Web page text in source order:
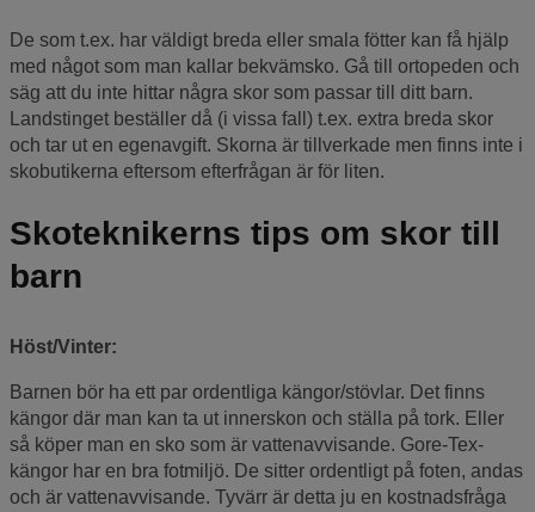
De som t.ex. har väldigt breda eller smala fötter kan få hjälp
med något som man kallar bekvämsko. Gå till ortopeden och
säg att du inte hittar några skor som passar till ditt barn.
Landstinget beställer då (i vissa fall) t.ex. extra breda skor
och tar ut en egenavgift. Skorna är tillverkade men finns inte i
skobutikerna eftersom efterfrågan är för liten.
Skoteknikerns tips om skor till
barn
Höst/Vinter:
Barnen bör ha ett par ordentliga kängor/stövlar. Det finns
kängor där man kan ta ut innerskon och ställa på tork. Eller
så köper man en sko som är vattenavvisande. Gore-Tex-
kängor har en bra fotmiljö. De sitter ordentligt på foten, andas
och är vattenavvisande. Tyvärr är detta ju en kostnadsfråga